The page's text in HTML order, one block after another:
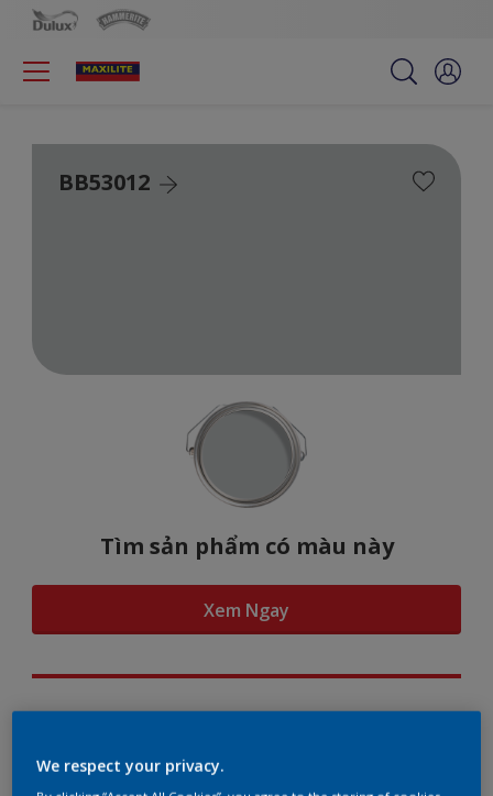
BB53012
Tìm sản phẩm có màu này
Xem Ngay
We respect your privacy.